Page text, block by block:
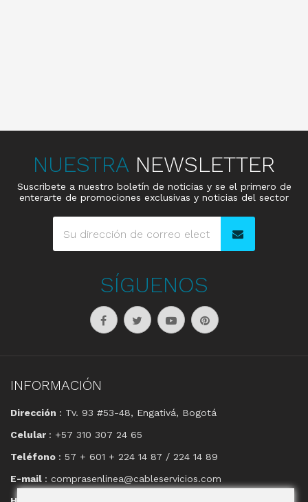
NUESTRA NEWSLETTER
Suscribete a nuestro boletín de noticias y se el primero de
enterarte de promociones exclusivas y noticias del sector
SÍGUENOS
INFORMACIÓN
Dirección : Tv. 93 #53-48, Engativá, Bogotá
Celular : +57 310 307 24 65
Teléfono : 57 + 601 + 224 14 87 / 224 14 89
E-mail : comprasenlinea@cableservicios.com